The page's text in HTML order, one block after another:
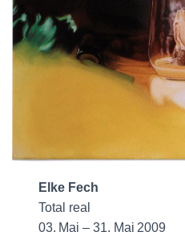
Elke Fech
Total real
03. Mai – 31. Mai 2009